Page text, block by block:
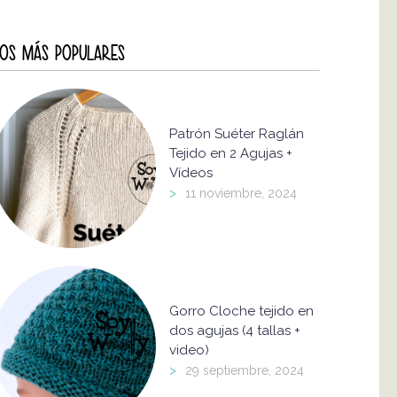
MÁS POPULARES
Patrón Suéter Raglán
Tejido en 2 Agujas +
Vídeos
> 11 noviembre, 2024
Gorro Cloche tejido en
dos agujas (4 tallas +
video)
> 29 septiembre, 2024